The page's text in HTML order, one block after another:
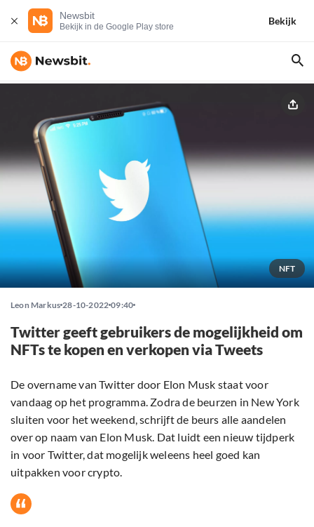
Newsbit
Bekijk in de Google Play store
Bekijk
NFT
Leon Markus 28-10-2022 09:40
Twitter geeft gebruikers de mogelijkheid om
NFTs te kopen en verkopen via Tweets
De overname van Twitter door Elon Musk staat voor
vandaag op het programma. Zodra de beurzen in New York
sluiten voor het weekend, schrijft de beurs alle aandelen
over op naam van Elon Musk. Dat luidt een nieuw tijdperk
in voor Twitter, dat mogelijk weleens heel goed kan
uitpakken voor crypto.